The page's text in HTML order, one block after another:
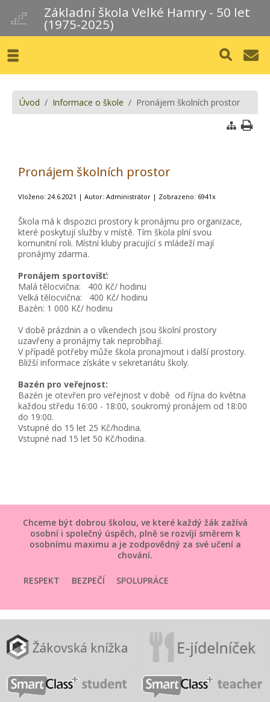
Základní škola Velké Hamry - 50 let
(1975-2025)
Chceme být dobrou školou, ve které každý žák zažívá
osobní i společný úspěch, plně se rozvíjí směrem k
osobnímu maximu a je zodpovědný za své učení a
chování.
RESPEKT BEZPEČÍ SPOLUPRÁCE
Úvod / Informace o škole / Pronájem školních prostor
Pronájem školních prostor
Vloženo: 24.6.2021 | Autor: Administrátor | Zobrazeno: 6941x
Škola má k dispozici prostory k pronájmu pro organizace,
které poskytují služby v místě. Tím škola plní svou
komunitní roli. Místní kluby pracující s mládeží mají
pronájmy zdarma.
Pronájem sportovišť:
Malá tělocvična: 400 Kč/ hodinu
Velká tělocvična: 400 Kč/ hodinu
Bazén: 1 000 Kč/ hodinu
V době prázdnin a o víkendech jsou školní prostory
uzavřeny a pronájmy tak neprobíhají.
V případě potřeby může škola pronajmout i další prostory.
Bližší informace získáte v sekretariátu školy.
Bazén pro veřejnost:
Bazén je otevřen pro veřejnost v době od října do května
každou středu 16:00 - 18:00, soukromý pronájem od 18:00
do 19:00.
Vstupné do 15 let 25 Kč/hodina.
Vstupné nad 15 let 50 Kč/hodina.